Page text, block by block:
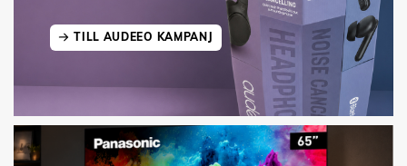
TILL AUDEEO KAMPANJ